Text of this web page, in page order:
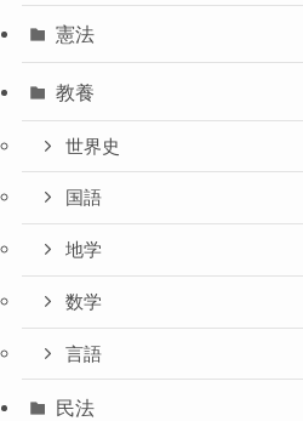
憲法
教養
世界史
国語
地学
数学
言語
民法